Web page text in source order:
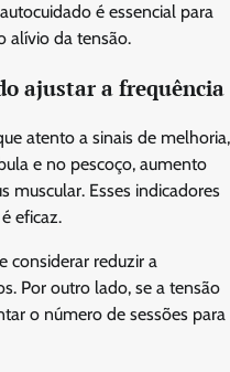
é essencial para
alívio da tensão.
ajustar a frequência
atento a sinais de melhoria,
e no pescoço, aumento
Esses indicadores
eficaz.
considerar reduzir a
Por outro lado, se a tensão
o número de sessões para